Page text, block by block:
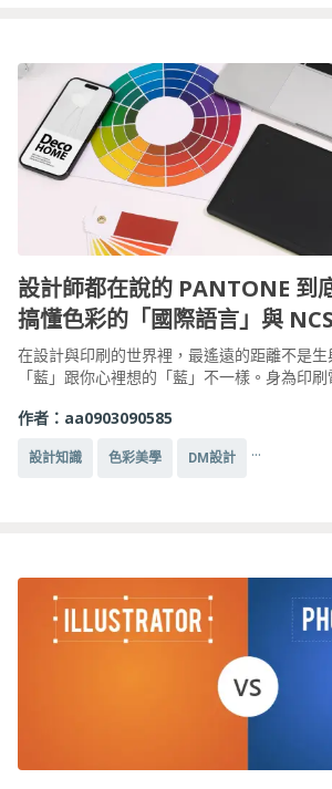
設計師都在說的 PANTONE 到
搞懂色彩的「國際語言」與
在設計與印刷的世界裡，最遙遠的距離不是
「藍」跟你心裡想的「藍」不一樣。身為印刷
作者： aa0903090585
設計知識 色彩美學 DM設計 ...